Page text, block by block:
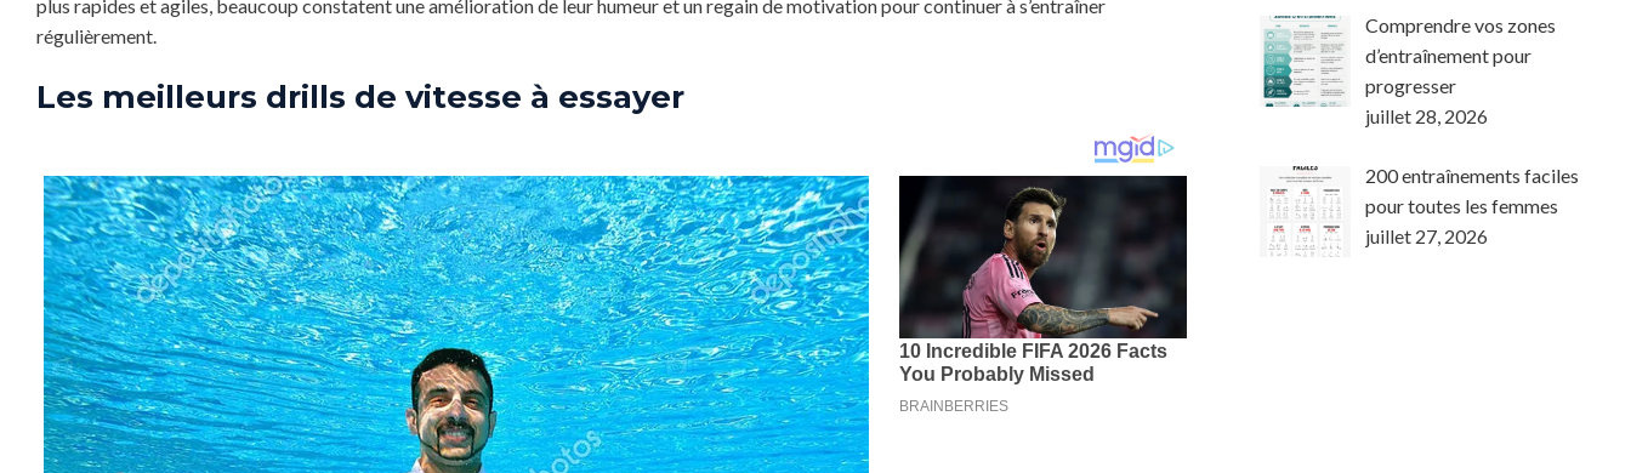
plus rapides et agiles, beaucoup constatent une amélioration de leur humeur et un regain de motivation pour continuer à s’entraîner
régulièrement.
Les meilleurs drills de vitesse à essayer
Comprendre vos zones
d’entraînement pour
progresser
juillet 28, 2026
200 entraînements faciles
pour toutes les femmes
juillet 27, 2026